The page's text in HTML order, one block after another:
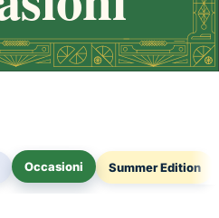
Occasioni Summer Edition